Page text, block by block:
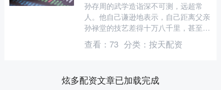
孙存周的武学造诣深不可测，远超常
人。他自己谦逊地表示，自己距离父亲
孙禄堂的技艺差得十万八千里，甚至曾
对人说：“我一生的志向，不在仕途，
不做商贾，也不做打手，更不....
查看： 73 分类： 按天配资
炫多配资文章已加载完成